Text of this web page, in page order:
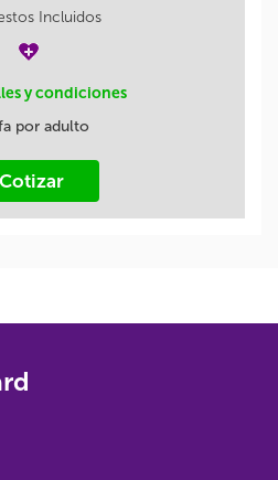
Incluidos
y condiciones
por adulto
Cotizar